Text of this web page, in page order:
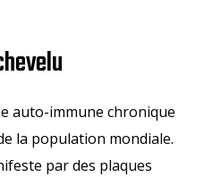
auto-immune chronique
la population mondiale.
par des plaques